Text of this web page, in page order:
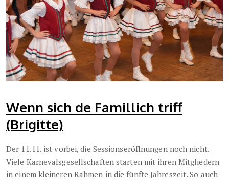
Wenn sich de Famillich triff
(Brigitte)
Der 11.11. ist vorbei, die Sessionseröffnungen noch nicht.
Viele Karnevalsgesellschaften starten mit ihren Mitgliedern
in einem kleineren Rahmen in die fünfte Jahreszeit. So auch